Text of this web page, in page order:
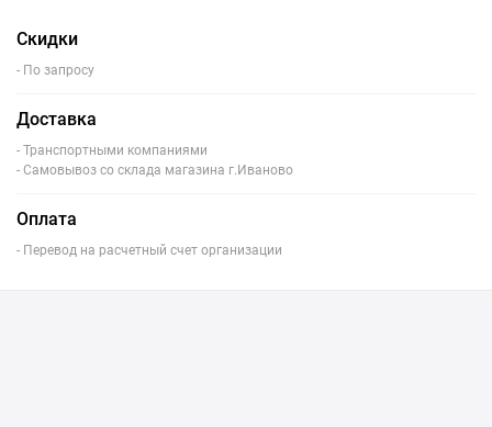
Скидки
- По запросу
Доставка
- Транспортными компаниями
- Самовывоз со склада магазина г.Иваново
Оплата
- Перевод на расчетный счет организации